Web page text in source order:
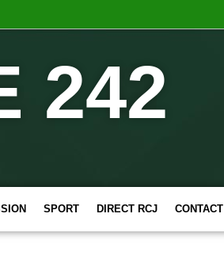
242
SPORT DIRECT RCJ CONTACT